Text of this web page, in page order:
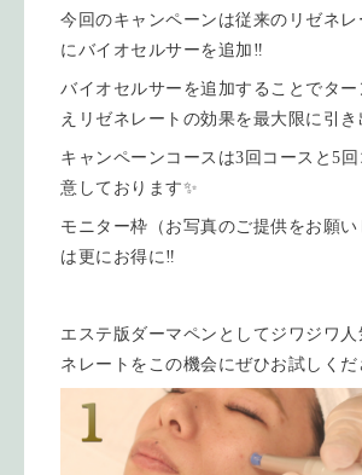
今回のキャンペーンは従来のリゼネ
にバイオセルサーを追加‼️
バイオセルサーを追加することでタ
えリゼネレートの効果を最大限に引
キャンペーンコースは3回コースと5
意しております✨
モニター枠（お写真のご提供をお願い
は更にお得に‼️
エステ版ダーマペンとしてジワジワ
ネレートをこの機会にぜひお試しくだ